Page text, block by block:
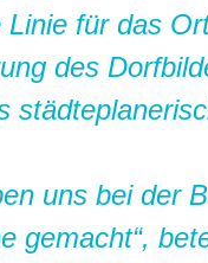
Linie für das
des
uns bei der
gemacht“,